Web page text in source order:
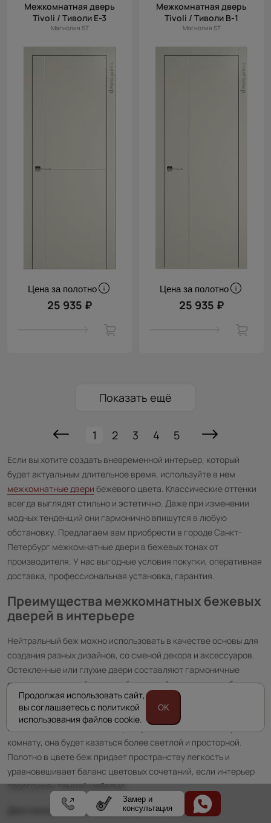
Межкомнатная дверь
Tivoli / Тиволи Е-3
Магнолия ST
Цена за полотно
25 935 ₽
Межкомнатная дверь
Tivoli / Тиволи В-1
Магнолия ST
Цена за полотно
25 935 ₽
Показать ещё
1 2 3 4 5
Если вы хотите создать вневременной интерьер, который
будет актуальным длительное время, используйте в нем
межкомнатные двери бежевого цвета. Классические оттенки
всегда выглядят стильно и эстетично. Даже при изменении
модных тенденций они гармонично впишутся в любую
обстановку. Предлагаем вам приобрести в городе Санкт-
Петербург межкомнатные двери в бежевых тонах от
производителя. У нас выгодные условия покупки, оперативная
доставка, профессиональная установка, гарантия.
Преимущества межкомнатных бежевых
дверей в интерьере
Нейтральный беж можно использовать в качестве основы для
создания разных дизайнов, со сменой декора и аксессуаров.
Остекленные или глухие двери составляют гармоничные
сочетания с темной и светлой отделкой стен, пола, мебели.
Модели с глянцевой поверхностью способны отражать свет и
визуально расширять границы помещения. Если купить
межкомнатные бежевые двери и установить в небольшую
комнату, она будет казаться более светлой и просторной.
Полотно в цвете беж придает пространству легкость и
уравновешивает баланс цветовых сочетаний, если интерьер
перегружен темной мебелью.
Достоинства бежевых дверных полотен:
Замер и
консультация
Продолжая использовать сайт,
вы соглашаетесь с политикой
использования файлов cookie.
OK